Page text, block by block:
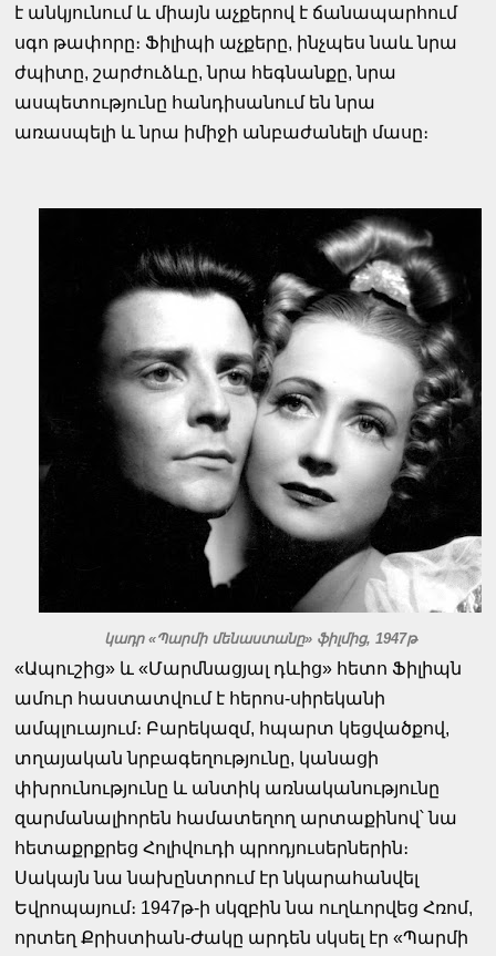
է անկյունում և միայն աչքերով է ճանապարհում
սգո թափորը։ Ֆիլիպի աչքերը, ինչպես նաև նրա
ժպիտը, շարժուձևը, նրա հեգնանքը, նրա
ասպետությունը հանդիսանում են նրա
առասպելի և նրա իմիջի անբաժանելի մասը։
կադր «Պարմի մենաստանը» ֆիլմից, 1947թ
«Ապուշից» և «Մարմնացյալ դևից» հետո Ֆիլիպն
ամուր հաստատվում է հերոս-սիրեկանի
ամպլուայում։ Բարեկազմ, հպարտ կեցվածքով,
տղայական նրբագեղությունը, կանացի
փխրունությունը և անտիկ առնականությունը
զարմանալիորեն համատեղող արտաքինով՝ նա
հետաքրքրեց Հոլիվուդի պրոդյուսերներին։
Սակայն նա նախընտրում էր նկարահանվել
Եվրոպայում։ 1947թ-ի սկզբին նա ուղևորվեց Հռոմ,
որտեղ Քրիստիան-Ժակը արդեն սկսել էր «Պարմի